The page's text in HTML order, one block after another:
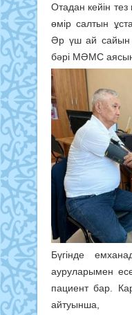
Отадан кейін
өмір салтын
Әр үш ай сайын
бәрі МӘМС
Бүгінде
ауруларымен
пациент бар.
айтуынша,